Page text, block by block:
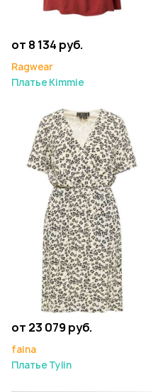
от 8 134 руб.
Ragwear
Платье Kimmie
от 23 079 руб.
faina
Платье Tylin